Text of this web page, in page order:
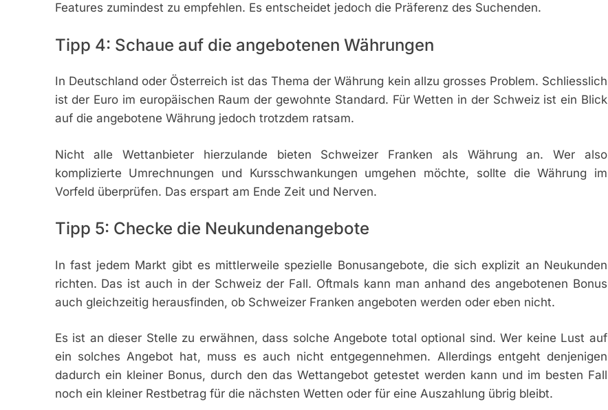
Features zumindest zu empfehlen. Es entscheidet jedoch die Präferenz des Suchenden.
Tipp 4: Schaue auf die angebotenen Währungen
In Deutschland oder Österreich ist das Thema der Währung kein allzu grosses Problem. Schliesslich
ist der Euro im europäischen Raum der gewohnte Standard. Für Wetten in der Schweiz ist ein Blick
auf die angebotene Währung jedoch trotzdem ratsam.
Nicht alle Wettanbieter hierzulande bieten Schweizer Franken als Währung an. Wer also
komplizierte Umrechnungen und Kursschwankungen umgehen möchte, sollte die Währung im
Vorfeld überprüfen. Das erspart am Ende Zeit und Nerven.
Tipp 5: Checke die Neukundenangebote
In fast jedem Markt gibt es mittlerweile spezielle Bonusangebote, die sich explizit an Neukunden
richten. Das ist auch in der Schweiz der Fall. Oftmals kann man anhand des angebotenen Bonus
auch gleichzeitig herausfinden, ob Schweizer Franken angeboten werden oder eben nicht.
Es ist an dieser Stelle zu erwähnen, dass solche Angebote total optional sind. Wer keine Lust auf
ein solches Angebot hat, muss es auch nicht entgegennehmen. Allerdings entgeht denjenigen
dadurch ein kleiner Bonus, durch den das Wettangebot getestet werden kann und im besten Fall
noch ein kleiner Restbetrag für die nächsten Wetten oder für eine Auszahlung übrig bleibt.